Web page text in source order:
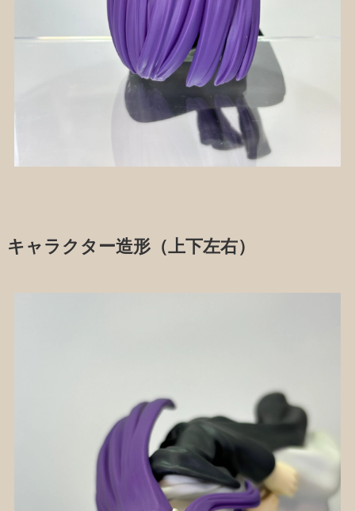
キャラクター造形（上下左右）